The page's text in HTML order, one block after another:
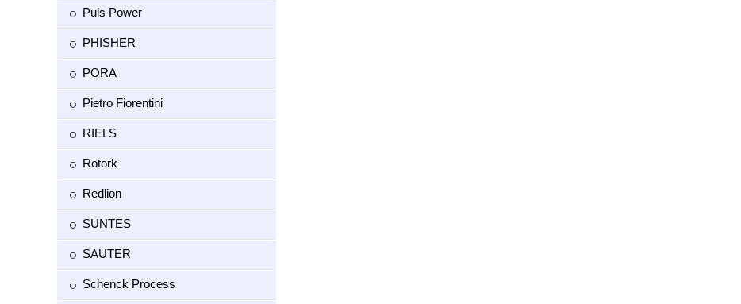
Puls Power
PHISHER
PORA
Pietro Fiorentini
RIELS
Rotork
Redlion
SUNTES
SAUTER
Schenck Process